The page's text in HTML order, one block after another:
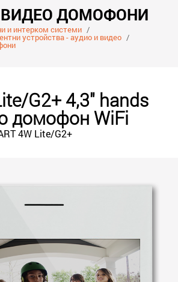
ВИДЕО ДОМОФОНИ
и интерком системи /
устройства - аудио и видео /
G2+ 4,3" hands
домофон WiFi
4W Lite/G2+